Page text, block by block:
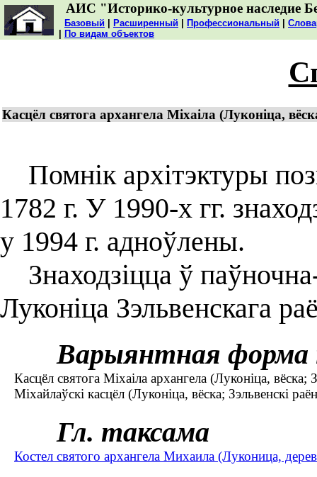
АИС "Историко-культурное наследие
Базовый Расширенный Профессиональный
По видам объектов
Касцёл святога архангела Міхаіла (Луконіца,
Помнік архітэктуры
1782 г. У 1990-х гг.
у 1994 г. адноўлены.
Знаходзіцца ў
Луконіца Зэльвенскага
Варыянтная форма
Касцёл святога Міхаіла архангела (Луконіца, вёска;
Міхайлаўскі касцёл (Луконіца, вёска; Зэльвенскі
Гл. таксама
Костел святого архангела Михаила (Луконица,